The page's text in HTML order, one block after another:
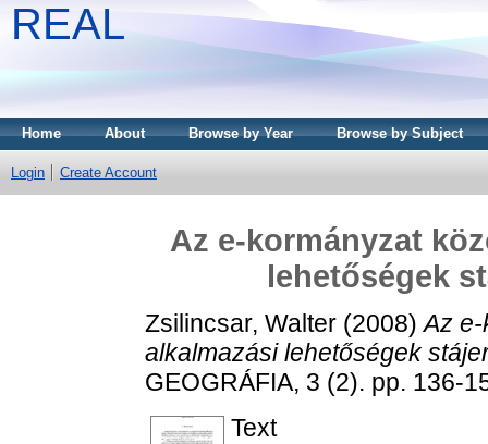
REAL
Home About Browse by Year Browse by Subject
Login Create Account
Az e-kormányzat
lehetőségek
Zsilincsar, Walter (2008)Az
alkalmazási lehetőségek
GEOGRÁFIA, 3 (2). pp. 136-
Text